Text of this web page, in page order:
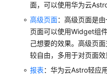
用
使
用
华
为
面，可以使用华为云
高级页面：高级页面是
页面可以使用Widget组
己想要的效果。高级页
较自由，多用于对页面效
报表：华为云Astro轻应